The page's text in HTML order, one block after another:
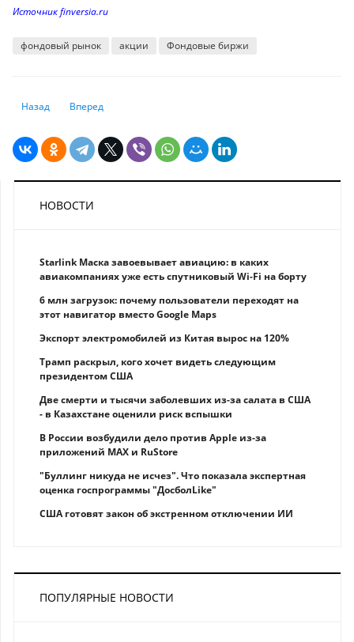
Источник finversia.ru
фондовый рынок акции Фондовые биржи
Предыдущий: Главные новости: отчет по доходам Goldman Sachs
Назад Следующий: Казахстанская фондовая биржа готовится
Вперед
НОВОСТИ
Starlink Маска завоевывает авиацию: в каких
авиакомпаниях уже есть спутниковый Wi-Fi на борту
6 млн загрузок: почему пользователи переходят на
этот навигатор вместо Google Maps
Экспорт электромобилей из Китая вырос на 120%
Трамп раскрыл, кого хочет видеть следующим
президентом США
Две смерти и тысячи заболевших из-за салата в США
- в Казахстане оценили риск вспышки
В России возбудили дело против Apple из-за
приложений MAX и RuStore
"Буллинг никуда не исчез". Что показала экспертная
оценка госпрограммы "ДосболLike"
США готовят закон об экстренном отключении ИИ
ПОПУЛЯРНЫЕ НОВОСТИ